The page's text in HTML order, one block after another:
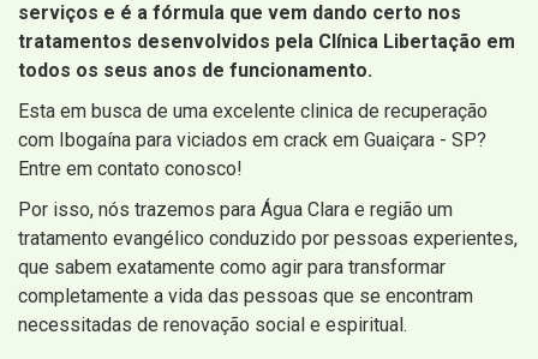
serviços e é a fórmula que vem dando certo nos
tratamentos desenvolvidos pela Clínica Libertação em
todos os seus anos de funcionamento.
Esta em busca de uma excelente clinica de recuperação
com Ibogaína para viciados em crack em Guaiçara - SP?
Entre em contato conosco!
Por isso, nós trazemos para Água Clara e região um
tratamento evangélico conduzido por pessoas experientes,
que sabem exatamente como agir para transformar
completamente a vida das pessoas que se encontram
necessitadas de renovação social e espiritual.